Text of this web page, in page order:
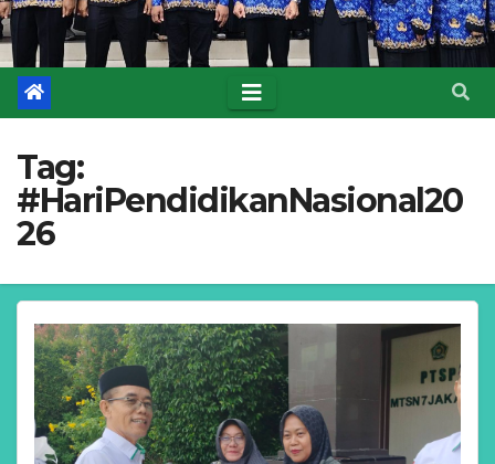
Tag:
#HariPendidikanNasional20
26